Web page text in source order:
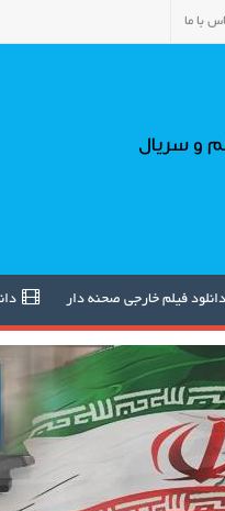
با ما
و سریال
دانلود فیلم خارجی صحنه دار